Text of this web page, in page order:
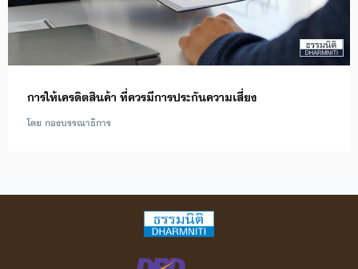
การให้เครดิตสินค้า ที่ควรมีการประกันความเสี่ยง
โดย กองบรรณาธิการ